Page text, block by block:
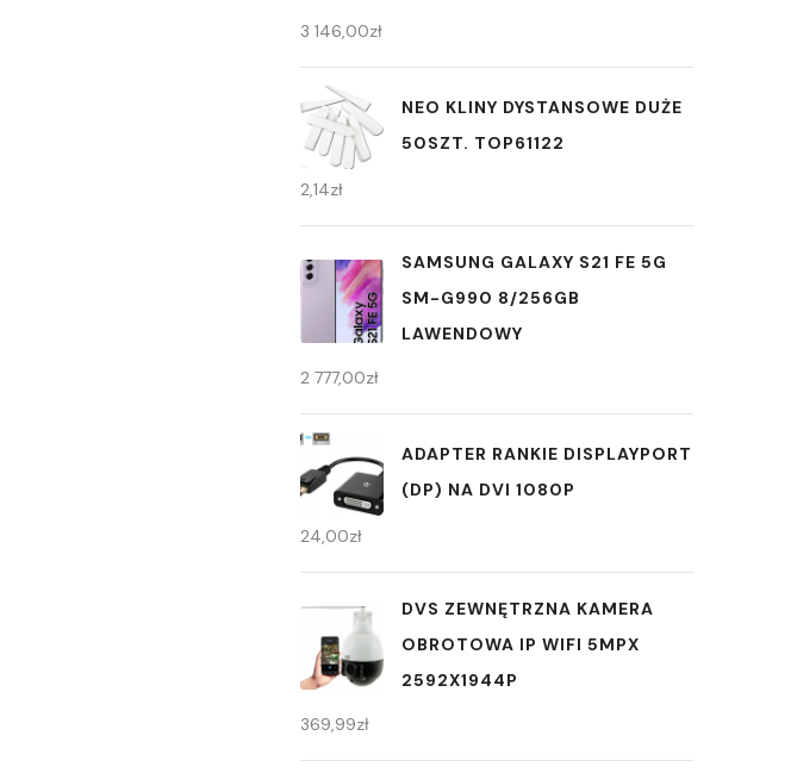
3 146,00zł
NEO KLINY DYSTANSOWE DUŻE
50SZT. TOP61122
2,14zł
SAMSUNG GALAXY S21 FE 5G
SM-G990 8/256GB
LAWENDOWY
2 777,00zł
ADAPTER RANKIE DISPLAYPORT
(DP) NA DVI 1080P
24,00zł
DVS ZEWNĘTRZNA KAMERA
OBROTOWA IP WIFI 5MPX
2592X1944P
369,99zł